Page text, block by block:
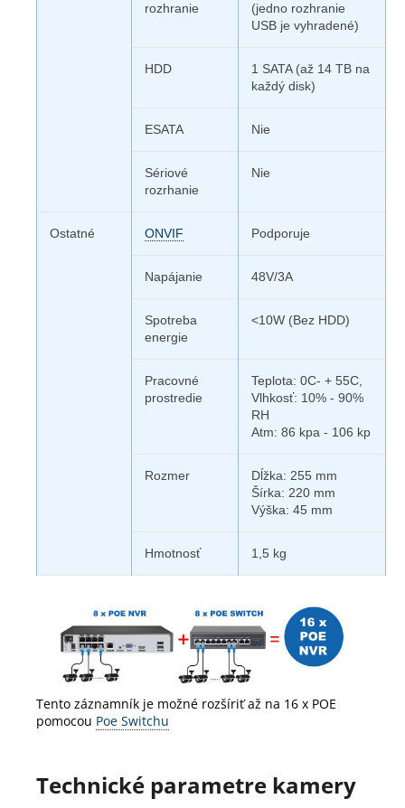
rozhranie
(jedno rozhranie
USB je vyhradené)
HDD
1 SATA (až 14 TB na
každý disk)
ESATA Nie
Sériové
rozrhanie
Nie
Ostatné ONVIF Podporuje
Napájanie 48V/3A
Spotreba
energie
<10W (Bez HDD)
Pracovné
prostredie
Teplota: 0C- + 55C,
Vlhkosť: 10% - 90%
RH
Atm: 86 kpa - 106 kp
Rozmer
Dĺžka: 255 mm
Šírka: 220 mm
Výška: 45 mm
Hmotnosť 1,5 kg
Tento záznamník je možné rozšíriť až na 16 x POE
pomocou Poe Switchu
Technické parametre kamery